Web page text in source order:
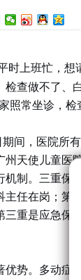
时上班忙，
查做不了、
常坐诊，检
间，医院所
天使儿童医
制。三重
任在岗；第
重是应急保
势。多动